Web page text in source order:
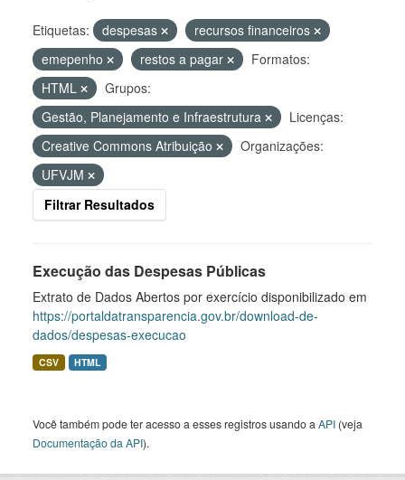
Etiquetas: despesas
recursos financeiros
emepenho
restos a pagar
Formatos:
HTML
Grupos:
Gestão, Planejamento e Infraestrutura
Licenças:
Creative Commons Atribuição
Organizações:
UFVJM
Filtrar Resultados
Execução das Despesas Públicas
Extrato de Dados Abertos por exercício disponibilizado em
https://portaldatransparencia.gov.br/download-de-
dados/despesas-execucao
CSV HTML
Você também pode ter acesso a esses registros usando a API (veja
Documentação da API).